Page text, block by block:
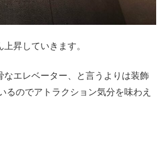
昇していきます。
なエレベーター、と言うよりは装飾
るのでアトラクション気分を味わえ